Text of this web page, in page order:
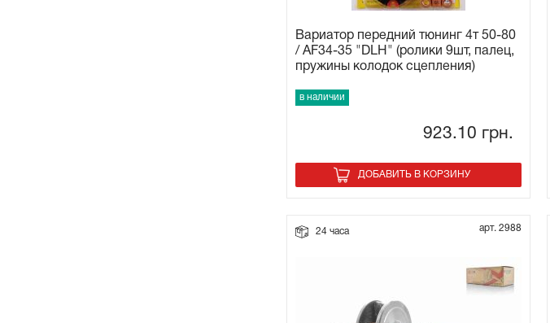
Вариатор передний тюнинг 4т 50-80
/ AF34-35 "DLH" (ролики 9шт, палец,
пружины колодок сцепления)
в наличии
923.10 грн.
ДОБАВИТЬ В КОРЗИНУ
24 часа арт. 2988